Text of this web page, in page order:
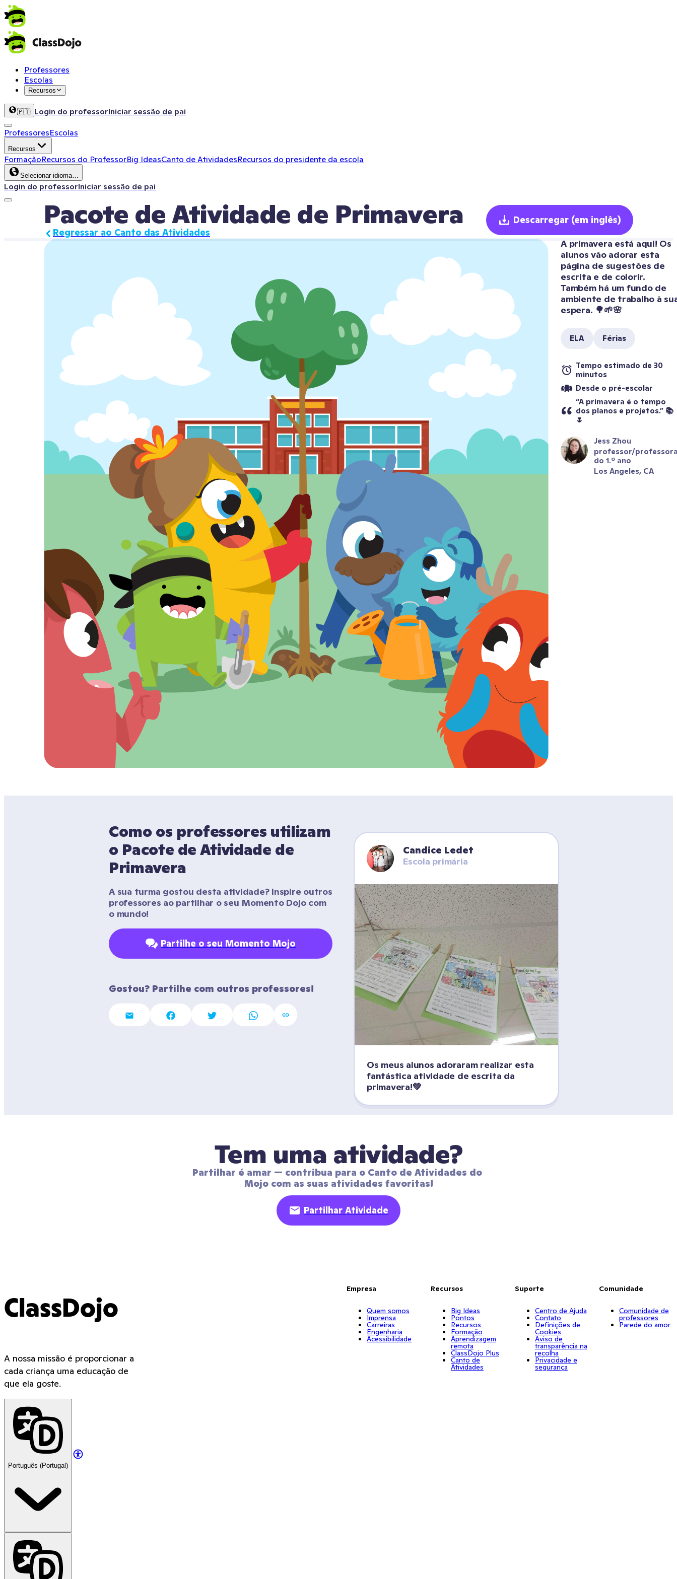
Professores
Escolas
Recursos
🇵🇹 Login do professorIniciar sessão de pai
ProfessoresEscolas
Recursos
FormaçãoRecursos do ProfessorBig IdeasCanto de AtividadesRecursos do presidente da escola
Selecionar idioma…
Login do professorIniciar sessão de pai
Pacote de Atividade de Primavera
Regressar ao Canto das Atividades
Descarregar (em inglês)
A primavera está aqui! Os
alunos vão adorar esta
página de sugestões de
escrita e de colorir.
Também há um fundo de
ambiente de trabalho à
espera. 🌳🌱🌸
ELA Férias
Tempo estimado de 30
minutos
Desde o pré-escolar
“A primavera é o tempo
dos planos e projetos.” 📚
🌷
Jess Zhou
professor/
do 1.º ano
Los Angeles, CA
Como os professores utilizam
o Pacote de Atividade de
Primavera
A sua turma gostou desta atividade? Inspire outros
professores ao partilhar o seu Momento Dojo com
o mundo!
Partilhe o seu Momento Mojo
Gostou? Partilhe com outros professores!
Candice Ledet
Escola primária
Os meus alunos adoraram realizar esta
fantástica atividade de escrita da
primavera!💚
Tem uma atividade?
Partilhar é amar — contribua para o Canto de Atividades do
Mojo com as suas atividades favoritas!
Partilhar Atividade
ClassDojo
A nossa missão é proporcionar a
cada criança uma educação de
que ela goste.
Português (Portugal)
Empresa
Quem somos
Imprensa
Carreiras
Engenharia
Acessibilidade
Recursos
Big Ideas
Pontos
Recursos
Formação
Aprendizagem
remota
ClassDojo Plus
Canto de
Atividades
Suporte
Centro de Ajuda
Contato
Definições de
Cookies
Aviso de
transparência na
recolha
Privacidade e
segurança
Comunidade
Comunidade de
professores
Parede do amor